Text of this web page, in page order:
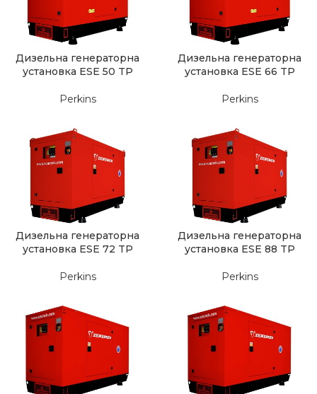
Дизельна генераторна
установка ESE 50 TP
Perkins
Дизельна генераторна
установка ESE 66 TP
Perkins
Дизельна генераторна
установка ESE 72 TP
Perkins
Дизельна генераторна
установка ESE 88 TP
Perkins